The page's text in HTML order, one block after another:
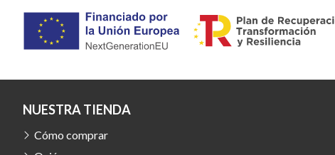
NUESTRA TIENDA
Cómo comprar